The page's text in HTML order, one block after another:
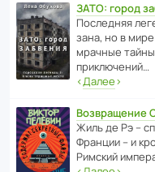
ЗАТО: город
После­дняя
зана, но в
мрачные
приключений…
‹Далее›
Возвращение
Жиль де Рэ –
Франции – и
Римский